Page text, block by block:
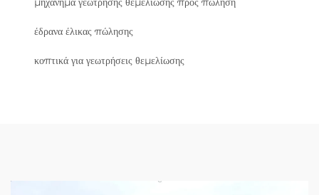
έδρανα έλικας πώλησης
κοπτικά για γεωτρήσεις θεμελίωσης